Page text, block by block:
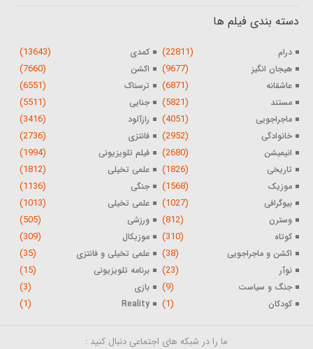
دسته بندی فیلم ها
درام (22811) کمدی (13643)
هیجان انگیز (9677) اکشن (7660)
عاشقانه (6871) ترسناک (6551)
مستند (5821) جنایی (5511)
ماجراجویی (4051) رازآلود (3416)
خانوادگی (2952) فانتزی (2736)
انیمیشن (2680) فیلم تلویزیونی (1994)
تاریخی (1826) علمی تخیلی (1812)
موزیک (1568) جنگی (1136)
بیوگرافی (1027) علمی تخیلی (1013)
وسترن (812) ورزشی (505)
کوتاه (310) موزیکال (309)
اکشن و ماجراجویی (38) علمی تخیلی و فانتزی (35)
نوآر (23) برنامه تلویزیونی (15)
جنگ و سیاست (9) بازی (3)
کودکان (1)
Reality
(1)
ما را در شبکه های اجتماعی دنبال کنید :